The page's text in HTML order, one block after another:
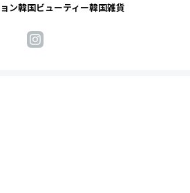
ン韓国ビューティー韓国雑貨